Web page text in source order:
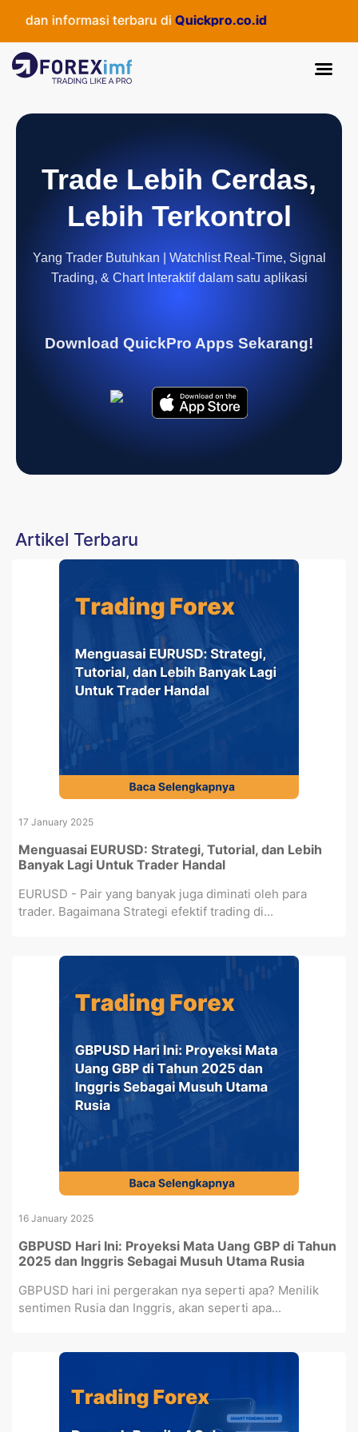
dan informasi terbaru di Quickpro.co.id
Trade Lebih Cerdas,
Lebih Terkontrol
Yang Trader Butuhkan | Watchlist Real-Time, Signal
Trading, & Chart Interaktif dalam satu aplikasi
Download QuickPro Apps Sekarang!
Artikel Terbaru
17 January 2025
Menguasai EURUSD: Strategi, Tutorial, dan Lebih
Banyak Lagi Untuk Trader Handal
EURUSD - Pair yang banyak juga diminati oleh para
trader. Bagaimana Strategi efektif trading di...
16 January 2025
GBPUSD Hari Ini: Proyeksi Mata Uang GBP di Tahun
2025 dan Inggris Sebagai Musuh Utama Rusia
GBPUSD hari ini pergerakan nya seperti apa? Menilik
sentimen Rusia dan Inggris, akan seperti apa...